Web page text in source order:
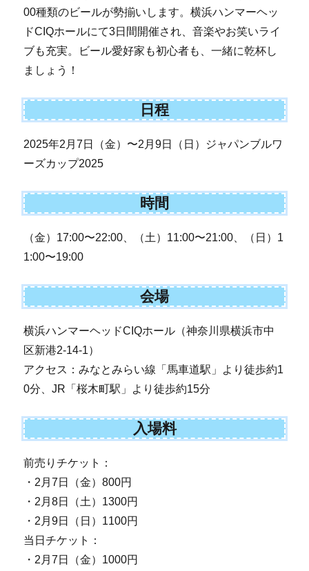
00種類のビールが勢揃いします。横浜ハンマーヘッ
ドCIQホールにて3日間開催され、音楽やお笑いライ
ブも充実。ビール愛好家も初心者も、一緒に乾杯し
ましょう！
日程
2025年2月7日（金）〜2月9日（日）ジャパンブルワ
ーズカップ2025
時間
（金）17:00〜22:00、（土）11:00〜21:00、（日）1
1:00〜19:00
会場
横浜ハンマーヘッドCIQホール（神奈川県横浜市中
区新港2-14-1）
アクセス：みなとみらい線「馬車道駅」より徒歩約1
0分、JR「桜木町駅」より徒歩約15分
入場料
前売りチケット：
・2月7日（金）800円
・2月8日（土）1300円
・2月9日（日）1100円
当日チケット：
・2月7日（金）1000円